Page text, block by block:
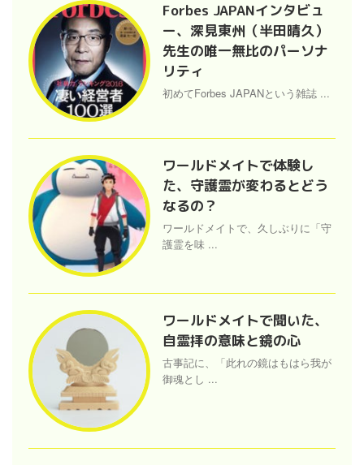
Forbes JAPANインタビュ
ー、深見東州（半田晴久）
先生の唯一無比のパーソナ
リティ
初めてForbes JAPANという雑誌 ...
ワールドメイトで体験し
た、守護霊が変わるとどう
なるの？
ワールドメイトで、久しぶりに「守
護霊を味 ...
ワールドメイトで聞いた、
自霊拝の意味と鏡の心
古事記に、「此れの鏡はもはら我が
御魂とし ...